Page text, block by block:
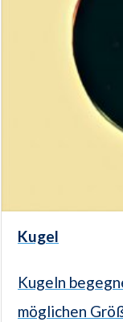
Kugel
Kugeln
möglichen